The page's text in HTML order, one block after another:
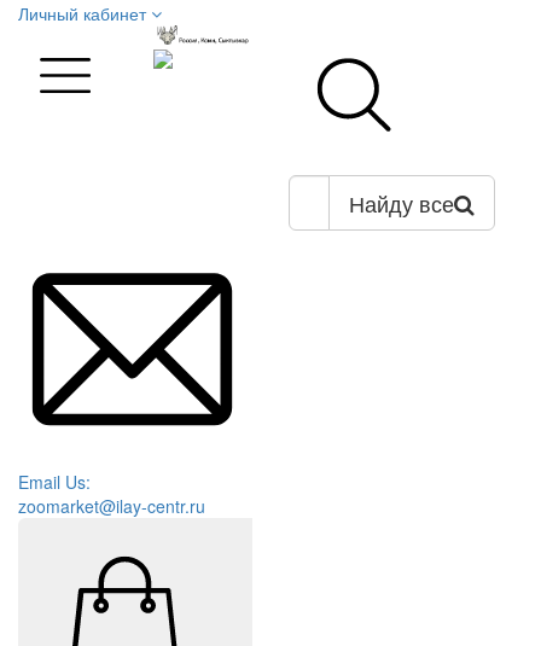
Личный кабинет
Найду все
Email Us:
zoomarket@ilay-centr.ru